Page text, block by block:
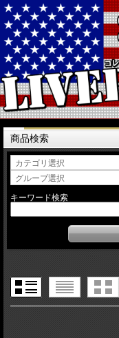
商品検索
キーワード検索